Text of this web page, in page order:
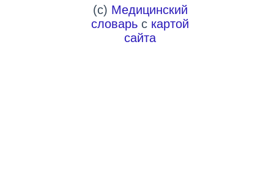
(c) Медицинский
словарь с картой
сайта